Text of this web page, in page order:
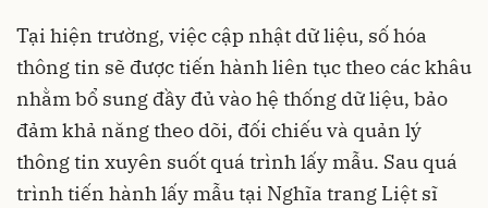
Tại hiện trường, việc cập nhật dữ liệu, số hóa
thông tin sẽ được tiến hành liên tục theo các khâu
nhằm bổ sung đầy đủ vào hệ thống dữ liệu, bảo
đảm khả năng theo dõi, đối chiếu và quản lý
thông tin xuyên suốt quá trình lấy mẫu. Sau quá
trình tiến hành lấy mẫu tại Nghĩa trang Liệt sĩ